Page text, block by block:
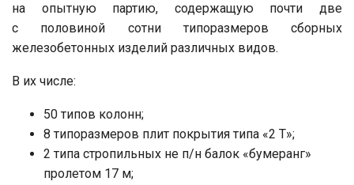
на опытную партию, содержащую почти две
с половиной сотни типоразмеров сборных
железобетонных изделий различных видов.
В их числе:
50 типов колонн;
8 типоразмеров плит покрытия типа «2 Т»;
2 типа стропильных не п/н балок «бумеранг»
пролетом 17 м;